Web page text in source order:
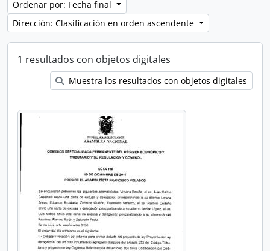
Ordenar por: Fecha final
Dirección: Clasificación en orden ascendente
1 resultados con objetos digitales
Muestra los resultados con objetos digitales